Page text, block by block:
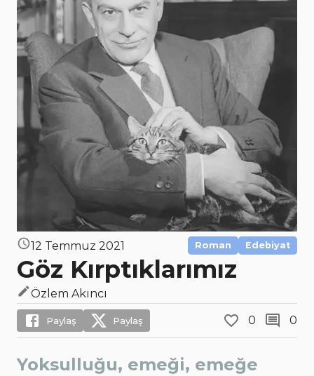
12 Temmuz 2021 Roman Edebiyat
Göz Kırptıklarımız
Özlem Akıncı
Paylaş Paylaş 0 0
Yoksulluğu, emeği, emeğe